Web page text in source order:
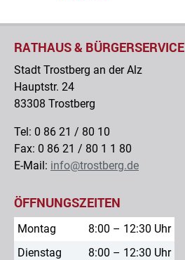
RATHAUS & BÜRGERSERVICE
Stadt Trostberg an der Alz
Hauptstr. 24
83308 Trostberg
Tel: 0 86 21 / 80 10
Fax: 0 86 21 / 80 1 1 80
E-Mail: info@trostberg.de
ÖFFNUNGSZEITEN
Montag
8:00 – 12:30 Uhr
Dienstag
8:00 – 12:30 Uhr